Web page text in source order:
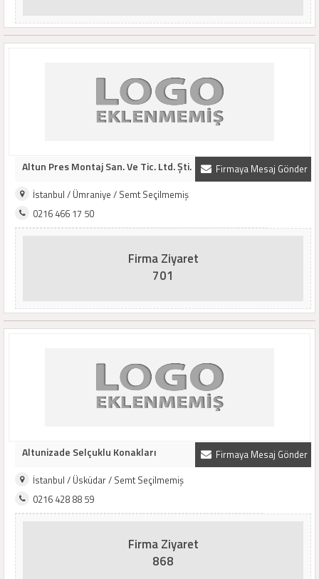
Firmaya Mesaj Gönder
Altun Pres Montaj San. Ve Tic. Ltd. Şti.
İstanbul / Ümraniye / Semt Seçilmemiş
0216 466 17 50
Firma Ziyaret
701
Firmaya Mesaj Gönder
Altunizade Selçuklu Konakları
İstanbul / Üsküdar / Semt Seçilmemiş
0216 428 88 59
Firma Ziyaret
868